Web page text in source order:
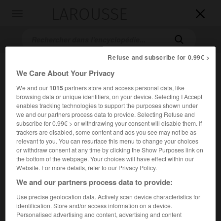


Accueil Encyclopédie [peinture] > Pedro Figari
PedroFigari
Cet article est extrait de l'ouvrage Larousse « Dictionnaire
de la peinture ».
Artiste uruguayen (Montevideo 1861 –id. 1938).
Refuse and subscribe for 0.99€ >
We Care About Your Privacy
We and our1015partners store and access personal data, like
browsing data or unique identifiers, on your device. Selecting I Accept
enables tracking technologies to support the purposes shown under
we and our partners process data to provide. Selecting Refuse and
subscribe for 0.99€ > or withdrawing your consent will disable them. If
trackers are disabled, some content and ads you see may not be as
relevant to you. You can resurface this menu to change your choices
or withdraw consent at any time by clicking the Show Purposes link on
the bottom of the webpage. Your choices will have effect within our
Website. For more details, refer to our Privacy Policy.
We and our partners process data to provide:
Use precise geolocation data. Actively scan device characteristics for
identification. Store and/or access information on a device.
Personalised advertising and content, advertising and content